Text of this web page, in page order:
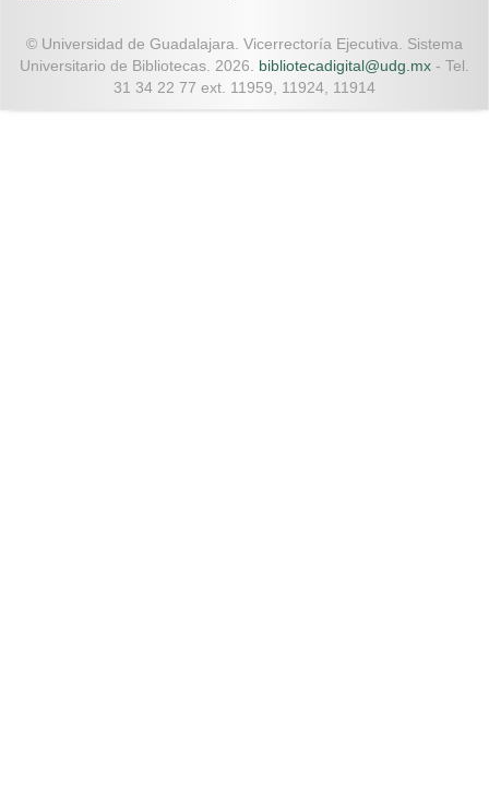
© Universidad de Guadalajara. Vicerrectoría Ejecutiva. Sistema
Universitario de Bibliotecas. 2026. bibliotecadigital@udg.mx - Tel.
31 34 22 77 ext. 11959, 11924, 11914